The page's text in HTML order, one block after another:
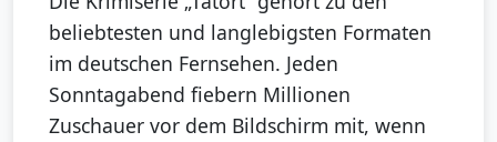
beliebtesten und langlebigsten Formaten
im deutschen Fernsehen. Jeden
Sonntagabend fiebern Millionen
Zuschauer vor dem Bildschirm mit, wenn